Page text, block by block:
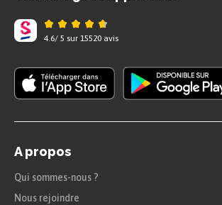
4.6/ 5 sur 15520 avis
A propos
Qui sommes-nous ?
Nous rejoindre